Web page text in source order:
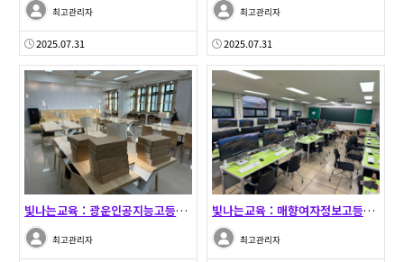
최고관리자
2025.07.31
최고관리자
2025.07.31
빛나는교육 : 광운인공지능고등학교 맥북에어 납품 및 셋…
최고관리자
빛나는교육 : 매향여자정보고등학교 맥미니 납품 및 셋팅…
최고관리자